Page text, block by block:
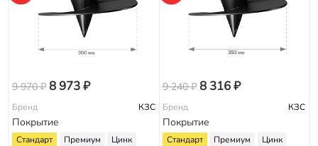
9 970 ₽ 8 973 ₽
Бренд КЗС
Покрытие
Стандарт Премиум Цинк
9 240 ₽ 8 316 ₽
Бренд КЗС
Покрытие
Стандарт Премиум Цинк